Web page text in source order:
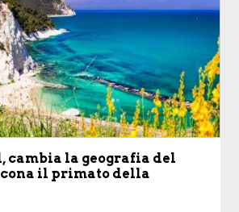
cambia la geografia del
il primato della